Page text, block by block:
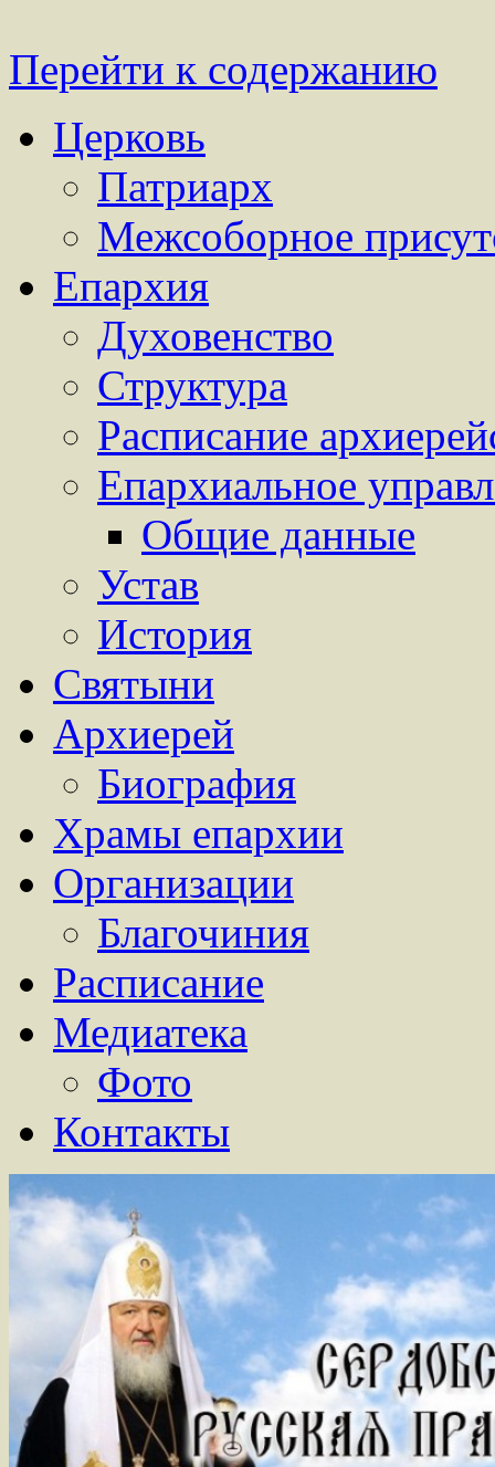
Перейти к содержанию
Церковь
Патриарх
Межсоборное
Епархия
Духовенство
Структура
Расписание
Епархиальное
Общие данные
Устав
История
Святыни
Архиерей
Биография
Храмы епархии
Организации
Благочиния
Расписание
Медиатека
Фото
Контакты